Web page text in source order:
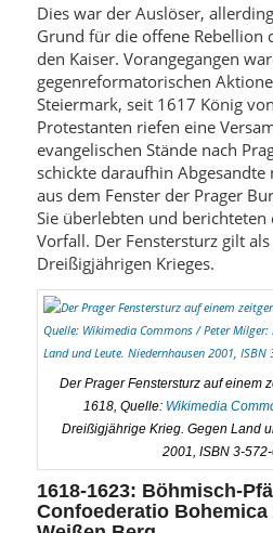
Dies war der Auslöser,
Grund für die offene Rebellion
den Kaiser. Vorangegangen
gegenreformatorischen
Steiermark, seit 1617 König
Protestanten riefen eine
evangelischen Stände nach
schickte daraufhin Abgesandte
aus dem Fenster der Prager
Sie überlebten und berichteten
Vorfall. Der Fenstersturz gilt
Dreißigjährigen Krieges.
Der Prager Fenstersturz auf einem
1618, Quelle: Wikimedia
Dreißigjährige Krieg. Gegen Land
2001, ISBN 3-
1618-1623: Böhmisch-
Confoederatio Bohemica